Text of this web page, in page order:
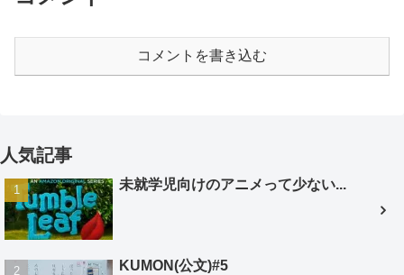
コメントを書き込む
人気記事
未就学児向けのアニメって少ない...
KUMON(公文)#5